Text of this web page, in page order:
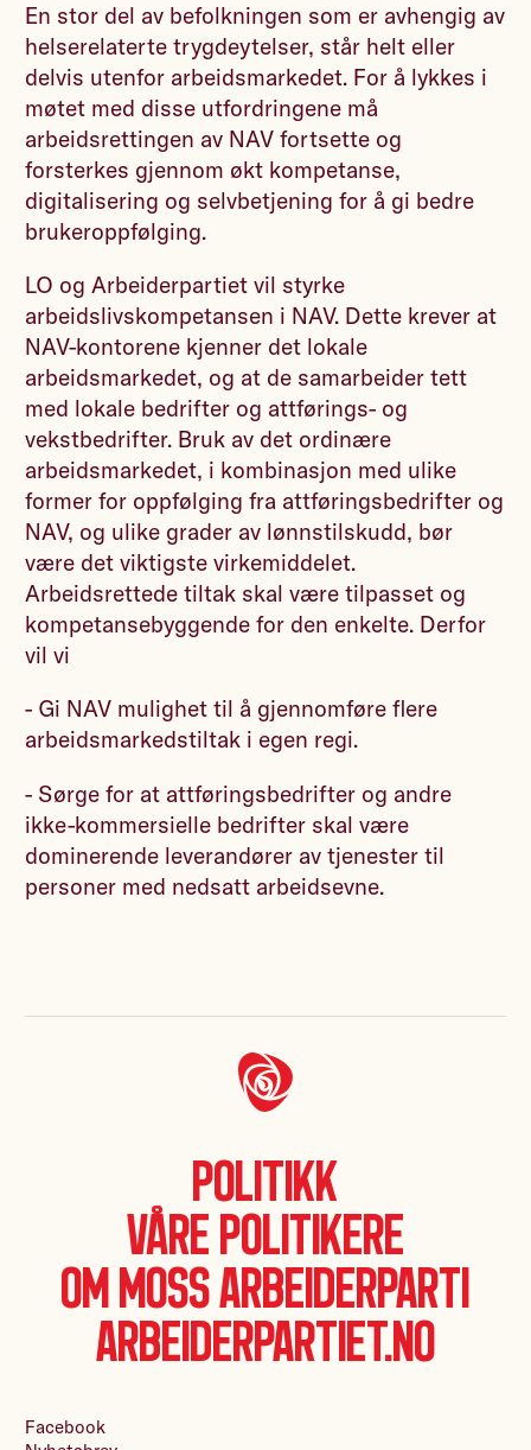
En stor del av befolkningen som er avhengig av
helserelaterte trygdeytelser, står helt eller
delvis utenfor arbeidsmarkedet. For å lykkes i
møtet med disse utfordringene må
arbeidsrettingen av NAV fortsette og
forsterkes gjennom økt kompetanse,
digitalisering og selvbetjening for å gi bedre
brukeroppfølging.
LO og Arbeiderpartiet vil styrke
arbeidslivskompetansen i NAV. Dette krever at
NAV-kontorene kjenner det lokale
arbeidsmarkedet, og at de samarbeider tett
med lokale bedrifter og attførings- og
vekstbedrifter. Bruk av det ordinære
arbeidsmarkedet, i kombinasjon med ulike
former for oppfølging fra attføringsbedrifter og
NAV, og ulike grader av lønnstilskudd, bør
være det viktigste virkemiddelet.
Arbeidsrettede tiltak skal være tilpasset og
kompetansebyggende for den enkelte. Derfor
vil vi
- Gi NAV mulighet til å gjennomføre flere
arbeidsmarkedstiltak i egen regi.
- Sørge for at attføringsbedrifter og andre
ikke-kommersielle bedrifter skal være
dominerende leverandører av tjenester til
personer med nedsatt arbeidsevne.
Politikk
Våre politikere
Om Moss Arbeiderparti
Arbeiderpartiet.no
Facebook